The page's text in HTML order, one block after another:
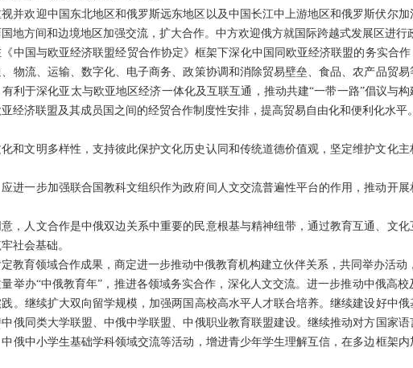
并欢迎中国东北地区和俄罗斯远东地区以及中国长江中上游地区和俄罗斯伏尔
地方间和边境地区加强交流，扩大合作。中方欢迎俄方就国际跨越式发展区进行
中国与欧亚经济联盟经贸合作协定》框架下深化中国同欧亚经济联盟的务实合
物流、运输、数字化、电子商务、政策协调和消除贸易壁垒、食品、农产品贸
利于深化亚太与欧亚地区经济一体化及互联互通，推动共建“一带一路”倡议与
经济联盟及其成员国之间的经贸合作制度性安排，提高贸易自由化和便利化水平。
和文明多样性，支持彼此保护文化历史认同和传统道德价值观，坚定维护文化
进一步加强联合国教科文组织作为政府间人文交流普遍性平台的作用，推动开
，人文合作是中俄双边关系中重要的民意根基与精神纽带，通过教育互通、文
社会基础。
教育领域合作成果，商定进一步推动中俄教育机构建立伙伴关系，共同举办活动
举办“中俄教育年”，推进各领域务实合作，深化人文交流。进一步推动中俄高
。继续扩大双向留学规模，加强两国高校高水平人才联合培养。继续建设好中
俄同类大学联盟、中俄中学联盟、中俄职业教育联盟建设。继续推动对方国家
俄中小学生基础学科领域交流等活动，增进青少年学生理解互信，在多边框架